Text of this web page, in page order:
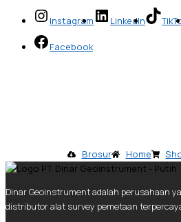
Instagram LinkedIn
Facebook
Brosur Home
Dinar Geoinstrument adalah perusahaan
distributor alat survey pemetaan